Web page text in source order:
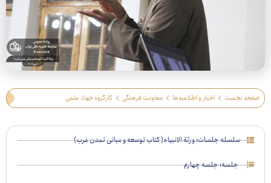
نخست اخبار و اطلاعیه‌ها معاونت فرهنگی کارگروه جهاد علمی
سلسله جلسات: ورثة الانبیاء( کتاب توسعه و مبانی تمدن غرب)
جلسه: جلسه چهارم